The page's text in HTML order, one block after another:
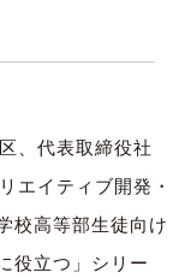
、代表取締役社
エイティブ開発・
校高等部生徒向け
役立つ」シリー